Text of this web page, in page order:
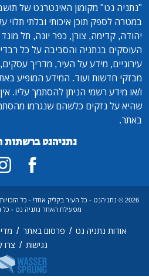
"נתניה נט" מקומון האינטרנט של
במטרה לספק תוכן איכותי ובלתי
יהודה, קדימה, צורן, כפר יונה, תל
העוסקים בנתניה והסביבה על כל
עירוניים, מידע על העיר, מדריך
מבזקי חדשות ועוד. המידע המופיע
ו/או מידע רשמי הניתן להסתמך עליו.
שהיא על נזקים כלשהם שנגרמו
באתר.
נתניהנט ברשתות
2026 © נתניהנט - כל העיר בקליק אחד! - כל
מפעילת האתר נתניה נט - כל
אודות נתניה נט / פרסום באתר /
נגישות / צרו